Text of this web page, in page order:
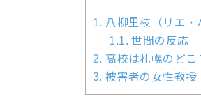
1. 八柳里枝（リエ
1.1. 世間の反応
2. 高校は札幌のど
3. 被害者の女性教授